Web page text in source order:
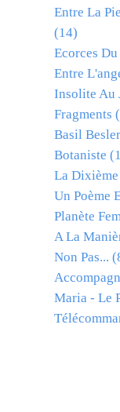
Entre La
(14)
Ecorces
Entre
Insolite Au
Fragments
Basil
Botaniste
La Dixième
Un Poème
Planète
A La
Non Pas...
Maria - Le